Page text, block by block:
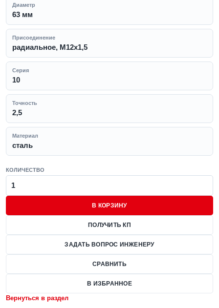
Диаметр
63 мм
Присоединение
радиальное, M12x1,5
Серия
10
Точность
2,5
Материал
сталь
КОЛИЧЕСТВО
В КОРЗИНУ
ПОЛУЧИТЬ КП
ЗАДАТЬ ВОПРОС ИНЖЕНЕРУ
СРАВНИТЬ
В ИЗБРАННОЕ
Вернуться в раздел